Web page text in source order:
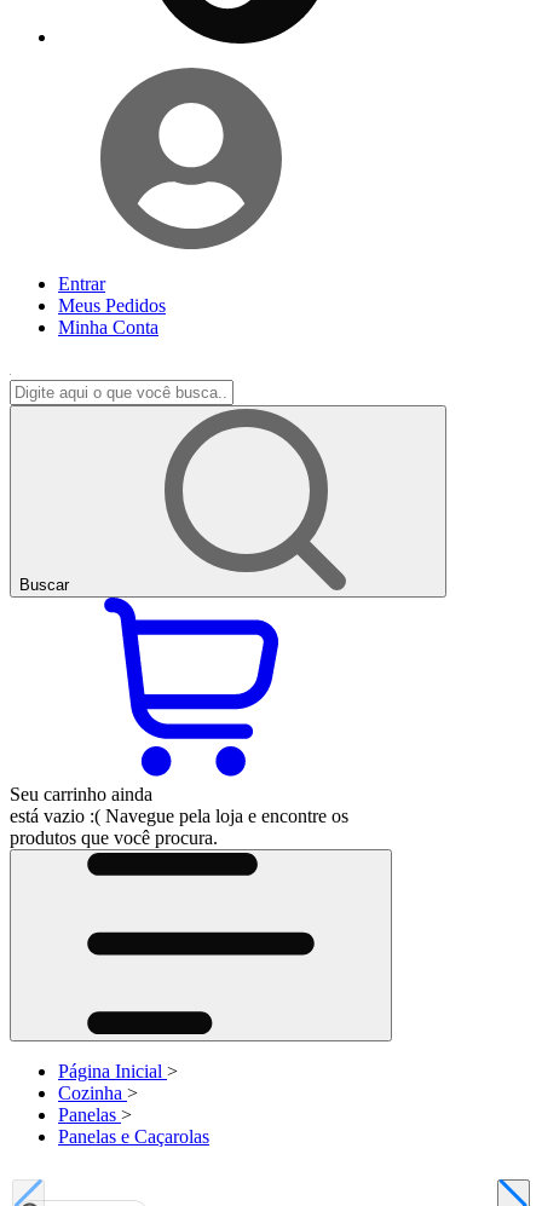
Entrar
Meus Pedidos
Minha Conta
Buscar
Seu carrinho ainda
está vazio :( Navegue pela loja e encontre os
produtos que você procura.
Página Inicial >
Cozinha >
Panelas >
Panelas e Caçarolas